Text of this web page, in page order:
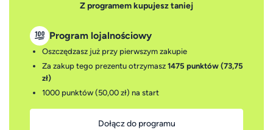
Z programem kupujesz taniej
Program lojalnościowy
Oszczędzasz już przy pierwszym zakupie
Za zakup tego prezentu otrzymasz 1475 punktów (73,75
zł)
1000 punktów (50,00 zł) na start
Dołącz do programu